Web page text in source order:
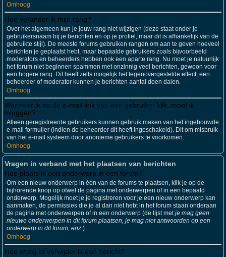
Omhoog
Hoe verander ik mijn rang?
Over het algemeen kun je jouw rang niet wijzigen (deze staat onder je
gebruikersnaam bij je berichten en op je profiel, maar dit is afhankelijk van de
gebruikte stijl). De meeste forums gebruiken rangen om aan te geven hoeveel
berichten je geplaatst hebt, maar bepaalde gebruikers zoals bijvoorbeeld
moderators en beheerders hebben ook een aparte rang. Nu moet je natuurlijk
het forum niet beginnen spammen met onzinnig veel berichten, gewoon voor
een hogere rang. Dit heeft zelfs mogelijk het tegenovergestelde effect, een
beheerder of moderator kunnen je berichten aantal doen dalen.
Omhoog
Wanneer ik op de e-mail link van een gebruiker klik, moet ik
inloggen?
Alleen geregistreerde gebruikers kunnen gebruik maken van het ingebouwde
e-mail formulier (indien de beheerder dit heeft ingeschakeld). Dit om misbruik
van het e-mail systeem door anonieme gebruikers te voorkomen.
Omhoog
Vragen in verband met het plaatsen van berichten
Hoe plaats ik een onderwerp in een forum?
Om een nieuw onderwerp in één van de forums te plaatsen, klik je op de
bijhorende knop op ofwel de pagina met onderwerpen of in een bepaald
onderwerp. Mogelijk moet je je registreren voor je een nieuw onderwerp kan
aanmaken, de permissies die je al dan niet hebt in het forum staan onderaan
de pagina met onderwerpen of in een onderwerp (de lijst metje mag geen
nieuwe onderwerpen in dit forum plaatsen, je mag niet antwoorden op een
onderwerp in dit forum, enz.).
Omhoog
Hoe wijzig of verwijder ik een bericht?